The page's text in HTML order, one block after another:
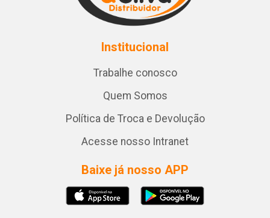
Institucional
Trabalhe conosco
Quem Somos
Política de Troca e Devolução
Acesse nosso Intranet
Baixe já nosso APP